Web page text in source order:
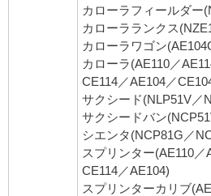
カローラフィールダー
カローラランクス
カローラワゴン
カローラ(AE110／
CE114／AE104／
サクシード(NLP51V／
サクシードバン
シエンタ(NCP81G／
スプリンター(AE110／
CE114／AE104)
スプリンターカリブ